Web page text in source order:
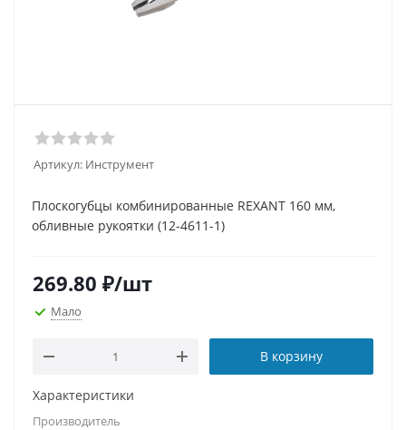
Артикул: Инструмент
Плоскогубцы комбинированные REXANT 160 мм,
обливные рукоятки (12-4611-1)
269.80 ₽/шт
Мало
В корзину
Характеристики
Производитель